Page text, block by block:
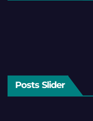
Posts Slider